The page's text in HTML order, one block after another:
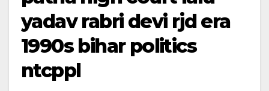
yadav rabri devi rjd era
1990s bihar politics
ntcppl